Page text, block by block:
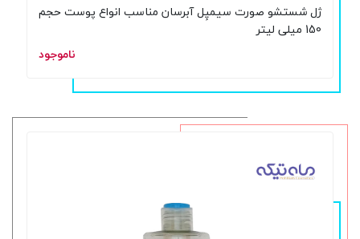
ژل شستشو صورت سیمپِل آبرسان مناسب انواع پوست حجم
150 میلی لیتر
ناموجود